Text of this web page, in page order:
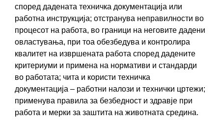
според дадената техничка документација или
работна инструкција; отстранува неправилности во
процесот на работа, во граници на неговите дадени
овластувања, при тоа обезбедува и контролира
квалитет на извршената работа според дадените
критериуми и примена на нормативи и стандарди
во работата; чита и користи техничка
документација – работни налози и технички цртежи;
применува правила за безбедност и здравје при
работа и мерки за заштита на животната средина.